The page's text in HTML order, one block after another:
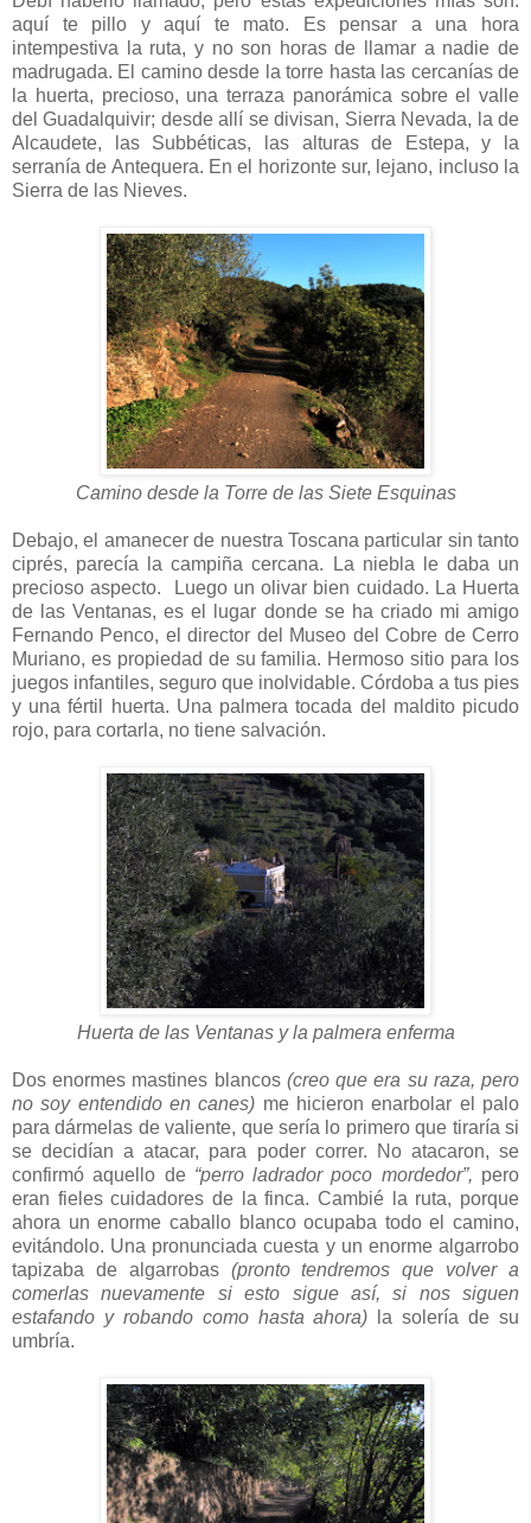
aquí te pillo y aquí te mato. Es pensar a una hora
intempestiva la ruta, y no son horas de llamar a nadie de
madrugada. El camino desde la torre hasta las cercanías de
la huerta, precioso, una terraza panorámica sobre el valle
del Guadalquivir; desde allí se divisan, Sierra Nevada, la de
Alcaudete, las Subbéticas, las alturas de Estepa, y la
serranía de Antequera. En el horizonte sur, lejano, incluso la
Sierra de las Nieves.
Camino desde la Torre de las Siete Esquinas
Debajo, el amanecer de nuestra Toscana particular sin tanto
ciprés, parecía la campiña cercana. La niebla le daba un
precioso aspecto. Luego un olivar bien cuidado. La Huerta
de las Ventanas, es el lugar donde se ha criado mi amigo
Fernando Penco, el director del Museo del Cobre de Cerro
Muriano, es propiedad de su familia. Hermoso sitio para los
juegos infantiles, seguro que inolvidable. Córdoba a tus pies
y una fértil huerta. Una palmera tocada del maldito picudo
rojo, para cortarla, no tiene salvación.
Huerta de las Ventanas y la palmera enferma
Dos enormes mastines blancos (creo que era su raza, pero
no soy entendido en canes) me hicieron enarbolar el palo
para dármelas de valiente, que sería lo primero que tiraría si
se decidían a atacar, para poder correr. No atacaron, se
confirmó aquello de “perro ladrador poco mordedor”, pero
eran fieles cuidadores de la finca. Cambié la ruta, porque
ahora un enorme caballo blanco ocupaba todo el camino,
evitándolo. Una pronunciada cuesta y un enorme algarrobo
tapizaba de algarrobas (pronto tendremos que volver a
comerlas nuevamente si esto sigue así, si nos siguen
estafando y robando como hasta ahora) la solería de su
umbría.